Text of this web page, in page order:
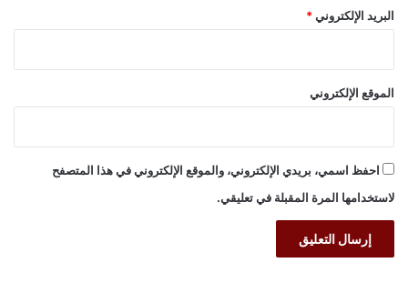
البريد الإلكتروني *
الموقع الإلكتروني
احفظ اسمي، بريدي الإلكتروني، والموقع الإلكتروني في هذا المتصفح
لاستخدامها المرة المقبلة في تعليقي.